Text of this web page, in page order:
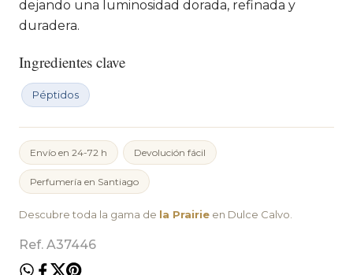
dejando una luminosidad dorada, refinada y
duradera.
Ingredientes clave
Péptidos
Envío en 24-72 h Devolución fácil
Perfumería en Santiago
Descubre toda la gama de la Prairie en Dulce Calvo.
Ref. A37446